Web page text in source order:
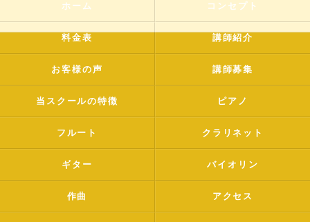
ホーム コンセプト
料金表 講師紹介
お客様の声 講師募集
当スクールの特徴 ピアノ
フルート クラリネット
ギター バイオリン
作曲 アクセス